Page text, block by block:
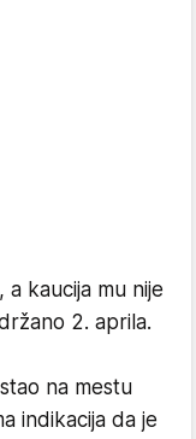
a kaucija mu nije
2. aprila.
na mestu
indikacija da je